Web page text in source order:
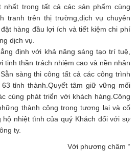
trong tất cả các sản phẩm cùng
tranh trên thị trường,dịch vụ chuyên
hàng đầu lợi ích và tiết kiệm chi phí
dịch vụ.
định với khả năng sáng tạo trí tuệ,
tinh thần trách nhiệm cao và nền nhân
sàng thi công tất cả các công trình
tỉnh thành.Quyết tâm giữ vững mối
cùng phát triển với khách hàng.Công
thành công trong tương lai và cố
nhiệt tình của quý Khách đối với sự
ty.
châm “